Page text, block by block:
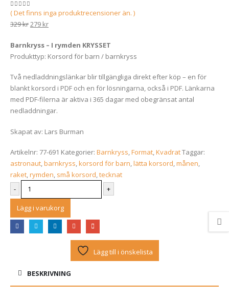
0out of 5
( Det finns inga produktrecensioner än. )
329krDet
priset
var:
279 krDet
priset
är:
Barnkryss – I rymden KRYSSET
Produkttyp: Korsord för barn / barnkryss
Två nedladdningslänkar blir tillgängliga direkt efter köp – en för
blankt korsord i PDF och en för lösningarna, också i PDF. Länkarna
med PDF-filerna är aktiva i 365 dagar med obegränsat antal
nedladdningar.
Skapat av: Lars Burman
Artikelnr: 77-691 Kategorier: Barnkryss,Format,KvadratTaggar:
astronaut,barnkryss,korsord för barn,lätta korsord,månen,
raket,rymden, små korsord,tecknat
-
+
Lägg i varukorg
Lägg till i önskelista
BESKRIVNING
Överblommad
0out of 5
795kr
0out of 5
359kr
Kyckling
329 kr.279 kr.
0out of 5
329 krDet
ursprungliga
279 krDet
nuvarande